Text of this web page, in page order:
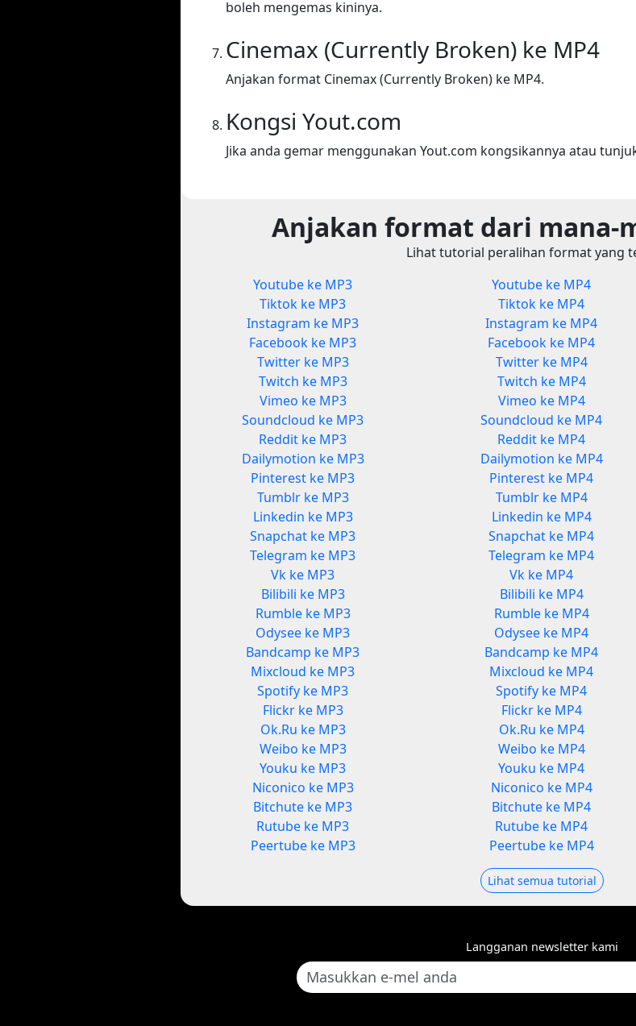
boleh mengemas kininya.
Cinemax (Currently Broken) ke MP4
Anjakan format Cinemax (Currently Broken) ke MP4.
Kongsi Yout.com
Jika anda gemar menggunakan Yout.com kongsikannya atau
Anjakan format dari mana-
Lihat tutorial peralihan format yang
Youtube ke MP3
Tiktok ke MP3
Instagram ke MP3
Facebook ke MP3
Twitter ke MP3
Twitch ke MP3
Vimeo ke MP3
Soundcloud ke MP3
Reddit ke MP3
Dailymotion ke MP3
Pinterest ke MP3
Tumblr ke MP3
Linkedin ke MP3
Snapchat ke MP3
Telegram ke MP3
Vk ke MP3
Bilibili ke MP3
Rumble ke MP3
Odysee ke MP3
Bandcamp ke MP3
Mixcloud ke MP3
Spotify ke MP3
Flickr ke MP3
Ok.Ru ke MP3
Weibo ke MP3
Youku ke MP3
Niconico ke MP3
Bitchute ke MP3
Rutube ke MP3
Peertube ke MP3
Youtube ke MP4
Tiktok ke MP4
Instagram ke MP4
Facebook ke MP4
Twitter ke MP4
Twitch ke MP4
Vimeo ke MP4
Soundcloud ke MP4
Reddit ke MP4
Dailymotion ke MP4
Pinterest ke MP4
Tumblr ke MP4
Linkedin ke MP4
Snapchat ke MP4
Telegram ke MP4
Vk ke MP4
Bilibili ke MP4
Rumble ke MP4
Odysee ke MP4
Bandcamp ke MP4
Mixcloud ke MP4
Spotify ke MP4
Flickr ke MP4
Ok.Ru ke MP4
Weibo ke MP4
Youku ke MP4
Niconico ke MP4
Bitchute ke MP4
Rutube ke MP4
Peertube ke MP4
Lihat semua tutorial
Langganan newsletter kami